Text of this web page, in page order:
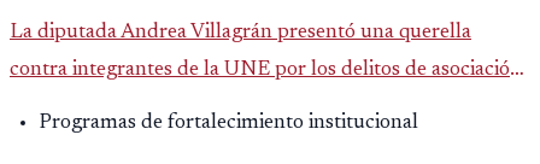
La diputada Andrea Villagrán presentó una querella
contra integrantes de la UNE por los delitos de asociación
ilícita, terrorismo y sedición.
Programas de fortalecimiento institucional